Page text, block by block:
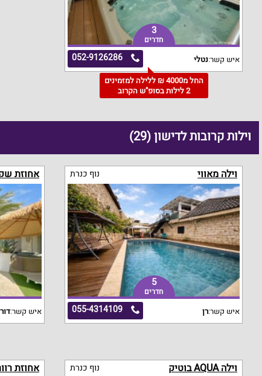
3
חדרים
052-9126286 איש קשר:נטלי
החל מ4000 ₪ ללילה למזמינים
2 לילות בסופ"ש הקרוב
וילות קרובות לדישון (29)
וילה מאווי נוף כנרת
5
חדרים
055-4314109 איש קשר:רן
אחוזת
איש קשר:
וילה AQUA בוטיק נוף כנרת אחוזת